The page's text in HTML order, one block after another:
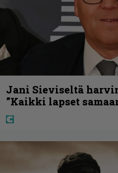
Jani Sieviseltä
”Kaikki lapset